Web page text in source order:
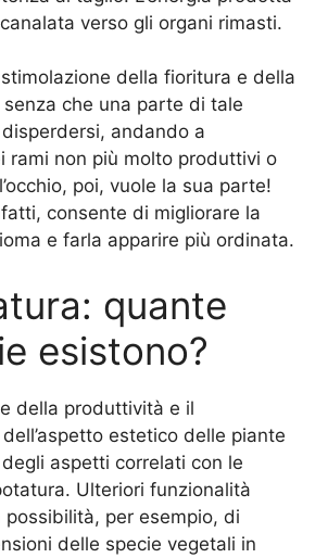
verso gli organi rimasti.
della fioritura e della
che una parte di tale
andando a
rami non più molto produttivi o
poi, vuole la sua parte!
consente di migliorare la
e farla apparire più ordinata.
quante
esistono?
della produttività e il
estetico delle piante
aspetti correlati con le
Ulteriori funzionalità
possibilità, per esempio, di
delle specie vegetali in